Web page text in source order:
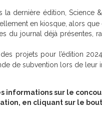
la dernière édition, Science
en kiosque, alors que
du journal déjà présentes,
projets pour l’édition
de subvention lors de leur
informations sur le
en cliquant sur le